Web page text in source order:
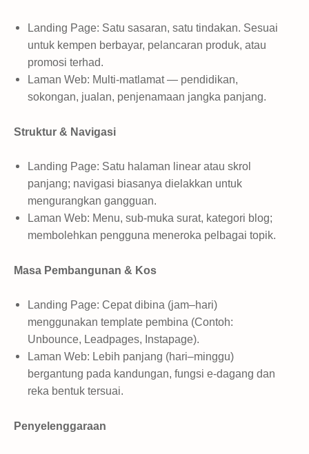
Landing Page: Satu sasaran, satu tindakan. Sesuai
untuk kempen berbayar, pelancaran produk, atau
promosi terhad.
Laman Web: Multi-matlamat — pendidikan,
sokongan, jualan, penjenamaan jangka panjang.
Struktur & Navigasi
Landing Page: Satu halaman linear atau skrol
panjang; navigasi biasanya dielakkan untuk
mengurangkan gangguan.
Laman Web: Menu, sub-muka surat, kategori blog;
membolehkan pengguna meneroka pelbagai topik.
Masa Pembangunan & Kos
Landing Page: Cepat dibina (jam–hari)
menggunakan template pembina (Contoh:
Unbounce, Leadpages, Instapage).
Laman Web: Lebih panjang (hari–minggu)
bergantung pada kandungan, fungsi e-dagang dan
reka bentuk tersuai.
Penyelenggaraan